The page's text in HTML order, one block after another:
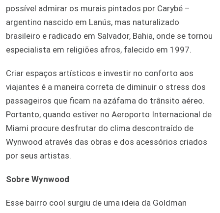
possível admirar os murais pintados por Carybé –
argentino nascido em Lanús, mas naturalizado
brasileiro e radicado em Salvador, Bahia, onde se tornou
especialista em religiões afros, falecido em 1997.
Criar espaços artísticos e investir no conforto aos
viajantes é a maneira correta de diminuir o stress dos
passageiros que ficam na azáfama do trânsito aéreo.
Portanto, quando estiver no Aeroporto Internacional de
Miami procure desfrutar do clima descontraído de
Wynwood através das obras e dos acessórios criados
por seus artistas.
Sobre Wynwood
Esse bairro cool surgiu de uma ideia da Goldman